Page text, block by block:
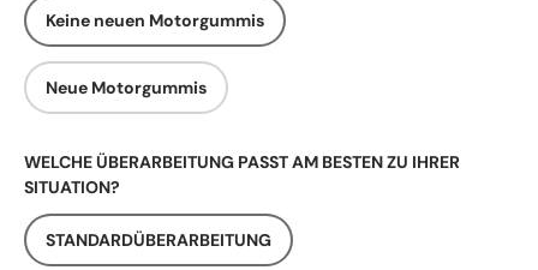
Keine neuen Motorgummis
Neue Motorgummis
WELCHE ÜBERARBEITUNG PASST AM BESTEN ZU IHRER
SITUATION?
STANDARDÜBERARBEITUNG